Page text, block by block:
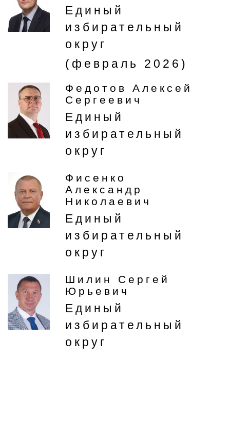
Единый
избирательный
округ
(февраль 2026)
Федотов Алексей
Сергеевич
Единый
избирательный
округ
Фисенко
Александр
Николаевич
Единый
избирательный
округ
Шилин Сергей
Юрьевич
Единый
избирательный
округ